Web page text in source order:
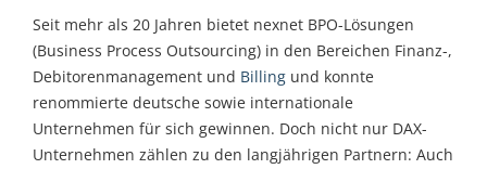
Seit mehr als 20 Jahren bietet nexnet BPO-Lösungen
(Business Process Outsourcing) in den Bereichen Finanz-,
Debitorenmanagement und Billing und konnte
renommierte deutsche sowie internationale
Unternehmen für sich gewinnen. Doch nicht nur DAX-
Unternehmen zählen zu den langjährigen Partnern: Auch